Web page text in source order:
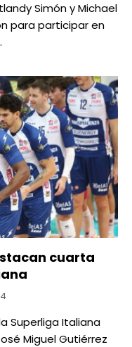
Simón y Michael
para participar en
cuarta
Superliga Italiana
Miguel Gutiérrez